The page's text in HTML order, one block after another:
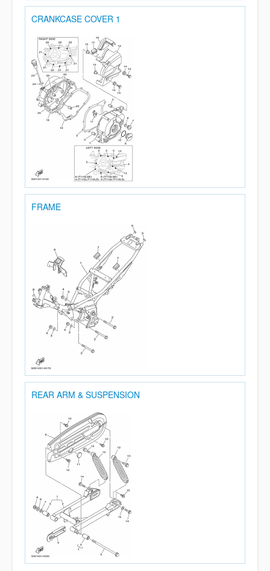
CRANKCASE COVER 1
FRAME
REAR ARM & SUSPENSION